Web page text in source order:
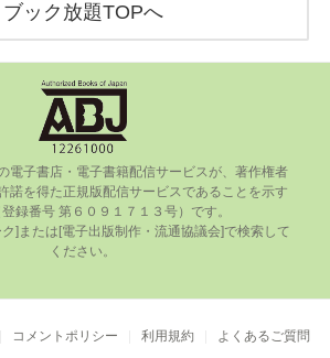
ブック放題TOPへ
電⼦書店・電⼦書籍配信サービスが、著作権者
諾を得た正規版配信サービスであることを⽰す
録番号 第６０９１７１３号）です。
ください。
コメントポリシー 利用規約
よくあるご質問